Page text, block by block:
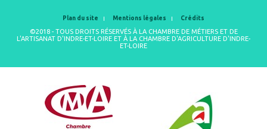
Plan du site Mentions légales Crédits
©2018 - TOUS DROITS RÉSERVÉS À LA CHAMBRE DE MÉTIERS ET DE
L'ARTISANAT D'INDRE-ET-LOIRE ET À LA CHAMBRE D'AGRICULTURE D'INDRE-
ET-LOIRE